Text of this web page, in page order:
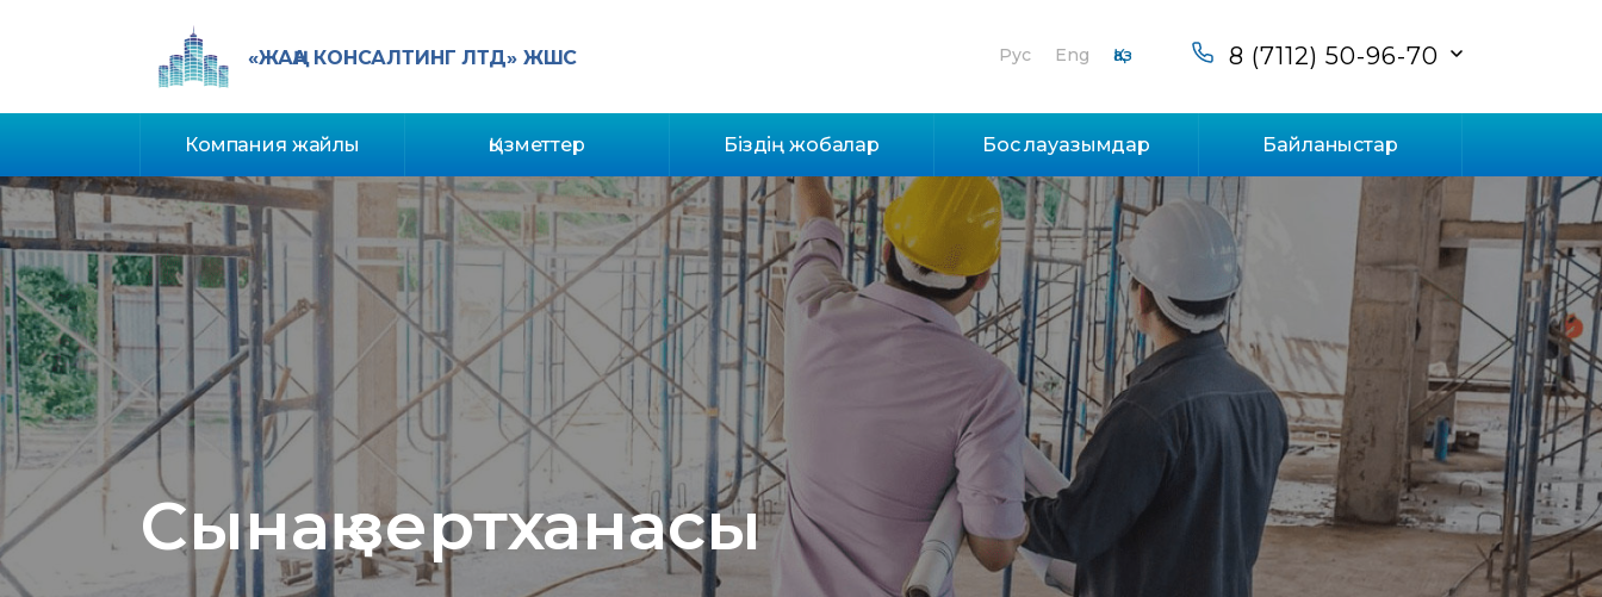
«ЖАҢА КОНСАЛТИНГ ЛТД» ЖШС Рус Eng Қаз 8 (7112) 50-96-70
Компания жайлы Қызметтер Біздің жобалар Бос лауазымдар Байланыстар
Сынақ зертханасы